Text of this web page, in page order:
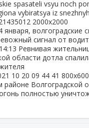
января, волгоградские
сигнал от
14:13 Ревнивая
области дотла
районе Волгоградской
полностью